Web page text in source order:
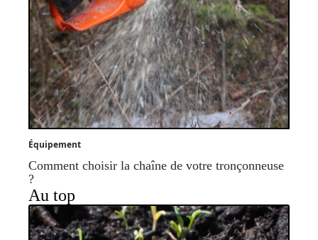
Équipement
Comment choisir la chaîne de votre tronçonneuse
?
Au top